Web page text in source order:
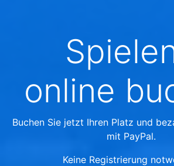
online
Buchen Sie jetzt Ihren Platz und
mit PayPal.
Keine Registrierung